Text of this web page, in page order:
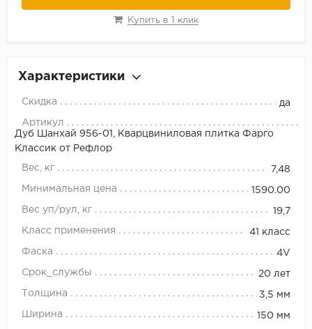
Купить в 1 клик
Характеристики
Скидка да
Артикул
Дуб Шанхай 956-01, Кварцвиниловая плитка Фарго
Классик от Рефлор
Вес, кг 7,48
Минимальная цена 1590.00
Вес уп/рул, кг 19,7
Класс применения 41 класс
Фаска 4V
Срок_службы 20 лет
Толщина 3,5 мм
Ширина 150 мм